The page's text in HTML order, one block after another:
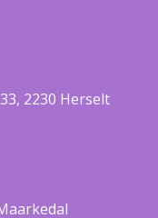
2230 Herselt